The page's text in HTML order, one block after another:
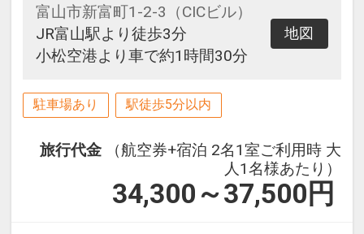
富山市新富町1-2-3（CICビル）
JR富山駅より徒歩3分
小松空港より車で約1時間30分
地図
駐車場あり 駅徒歩5分以内
旅行代金
（航空券+宿泊 2名1室ご利用時 大
人1名様あたり）
34,300～37,500 円